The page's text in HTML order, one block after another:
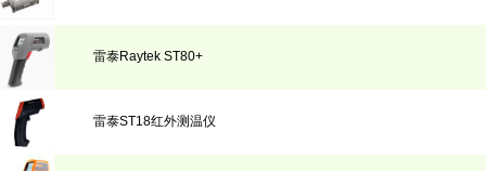
雷泰Raytek ST80+
雷泰ST18红外测温仪